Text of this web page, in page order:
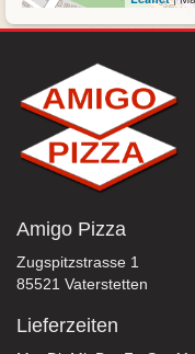
Amigo Pizza
Zugspitzstrasse 1
85521 Vaterstetten
Lieferzeiten